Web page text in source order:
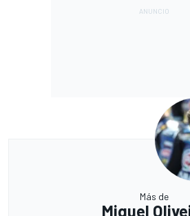
Más de
Miguel